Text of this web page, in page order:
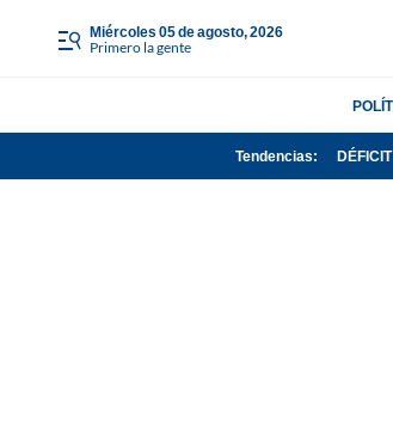
miércoles 05 de agosto, 2026
Primero la gente
Tendencias: